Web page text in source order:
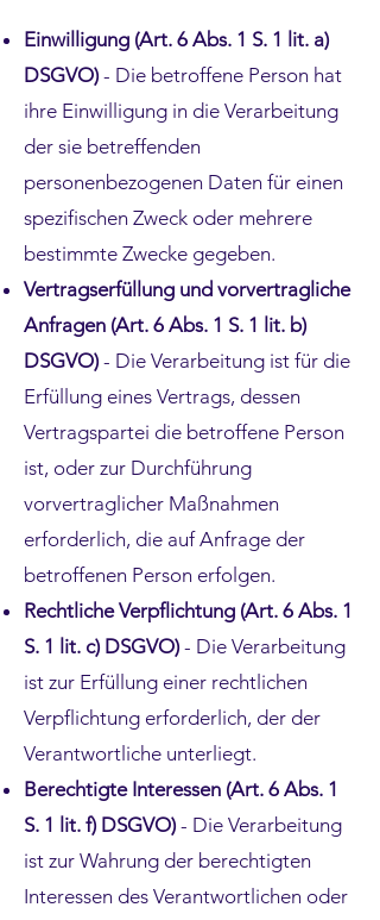
Einwilligung (Art. 6 Abs. 1 S. 1 lit. a)
DSGVO)- Die betroffene Person hat
ihre Einwilligung in die Verarbeitung
der sie betreffenden
personenbezogenen Daten für einen
spezifischen Zweck oder mehrere
bestimmte Zwecke gegeben.
Vertragserfüllung und vorvertragliche
Anfragen (Art. 6 Abs. 1 S. 1 lit. b)
DSGVO)- Die Verarbeitung ist für die
Erfüllung eines Vertrags, dessen
Vertragspartei die betroffene Person
ist, oder zur Durchführung
vorvertraglicher Maßnahmen
erforderlich, die auf Anfrage der
betroffenen Person erfolgen.
Rechtliche Verpflichtung (Art. 6 Abs. 1
S. 1 lit. c) DSGVO)- Die Verarbeitung
ist zur Erfüllung einer rechtlichen
Verpflichtung erforderlich, der der
Verantwortliche unterliegt.
Berechtigte Interessen (Art. 6 Abs. 1
S. 1 lit. f) DSGVO)- Die Verarbeitung
ist zur Wahrung der berechtigten
Interessen des Verantwortlichen oder